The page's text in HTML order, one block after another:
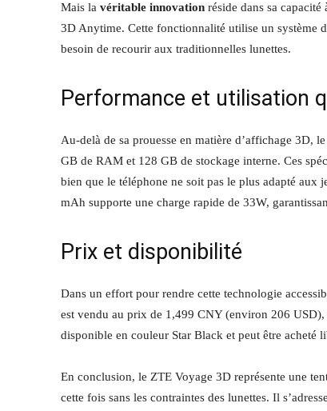
Mais la véritable innovation réside dans sa
3D Anytime. Cette fonctionnalité utilise un système
besoin de recourir aux traditionnelles lunettes.
Performance et utilisation
Au-delà de sa prouesse en matière d’affichage 3D,
GB de RAM et 128 GB de stockage interne. Ces
bien que le téléphone ne soit pas le plus adapté
mAh supporte une charge rapide de 33W,
Prix et disponibilité
Dans un effort pour rendre cette technologie
est vendu au prix de 1,499 CNY (environ 206
disponible en couleur Star Black et peut être acheté
En conclusion, le ZTE Voyage 3D représente une
cette fois sans les contraintes des lunettes. Il